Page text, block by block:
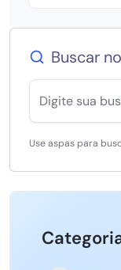
Buscar
Use aspas para